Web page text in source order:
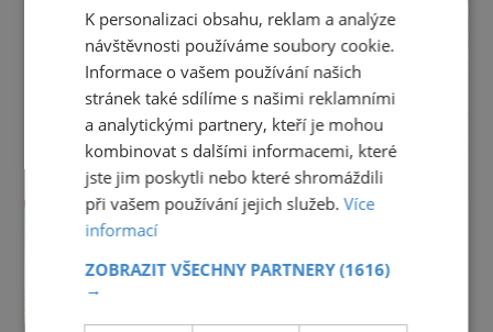
K personalizaci obsahu, reklam a analýze
návštěvnosti používáme soubory cookie.
Informace o vašem používání našich
stránek také sdílíme s našimi reklamními
a analytickými partnery, kteří je mohou
kombinovat s dalšími informacemi, které
jste jim poskytli nebo které shromáždili
při vašem používání jejich služeb.Více
informací
ZOBRAZIT VŠECHNY PARTNERY(1616)
→